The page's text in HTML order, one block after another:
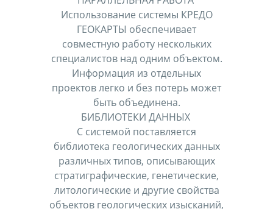
Использование системы КРЕДО
ГЕОКАРТЫ обеспечивает
совместную работу нескольких
специалистов над одним объектом.
Информация из отдельных
проектов легко и без потерь может
быть объединена.
БИБЛИОТЕКИ ДАННЫХ
С системой поставляется
библиотека геологических данных
различных типов, описывающих
стратиграфические, генетические,
литологические и другие свойства
объектов геологических изысканий,